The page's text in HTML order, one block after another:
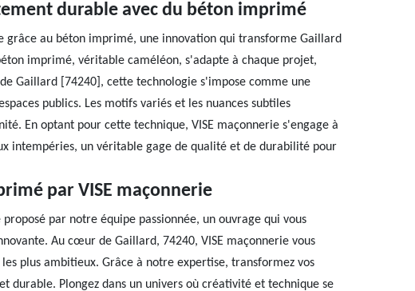
durable avec du béton imprimé
grâce au béton imprimé, une innovation qui transforme Gaillard
imprimé, véritable caméléon, s'adapte à chaque projet,
Gaillard [74240], cette technologie s'impose comme une
publics. Les motifs variés et les nuances subtiles
En optant pour cette technique, VISE maçonnerie s'engage à
intempéries, un véritable gage de qualité et de durabilité pour
par VISE maçonnerie
par notre équipe passionnée, un ouvrage qui vous
Au cœur de Gaillard, 74240, VISE maçonnerie vous
plus ambitieux. Grâce à notre expertise, transformez vos
durable. Plongez dans un univers où créativité et technique se